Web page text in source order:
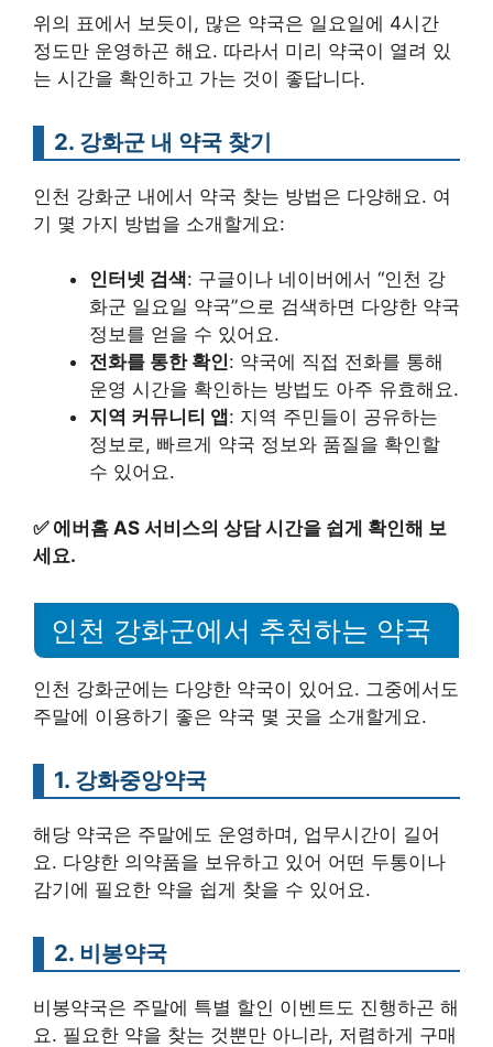
위의 표에서 보듯이, 많은 약국은 일요일에 4시간
정도만 운영하곤 해요. 따라서 미리 약국이 열려 있
는 시간을 확인하고 가는 것이 좋답니다.
2. 강화군 내 약국 찾기
인천 강화군 내에서 약국 찾는 방법은 다양해요. 여
기 몇 가지 방법을 소개할게요:
인터넷 검색: 구글이나 네이버에서 “인천 강
화군 일요일 약국”으로 검색하면 다양한 약국
정보를 얻을 수 있어요.
전화를 통한 확인: 약국에 직접 전화를 통해
운영 시간을 확인하는 방법도 아주 유효해요.
지역 커뮤니티 앱 : 지역 주민들이 공유하는
정보로, 빠르게 약국 정보와 품질을 확인할
수 있어요.
✅ 에버홈 AS 서비스의 상담 시간을 쉽게 확인해 보
세요.
인천 강화군에서 추천하는 약국
인천 강화군에는 다양한 약국이 있어요. 그중에서도
주말에 이용하기 좋은 약국 몇 곳을 소개할게요.
1. 강화중앙약국
해당 약국은 주말에도 운영하며, 업무시간이 길어
요. 다양한 의약품을 보유하고 있어 어떤 두통이나
감기에 필요한 약을 쉽게 찾을 수 있어요.
2. 비봉약국
비봉약국은 주말에 특별 할인 이벤트도 진행하곤 해
요. 필요한 약을 찾는 것뿐만 아니라, 저렴하게 구매